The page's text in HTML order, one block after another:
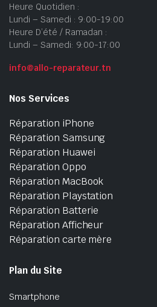
Heure Quotidien :
Lundi – Samedi : 9:00-19:00
Heure D’été / Ramadan :
Lundi – Samedi: 9:00-17:00
info@allo-reparateur.tn
Nos Services
Réparation iPhone
Réparation Samsung
Réparation Huawei
Réparation Oppo
Réparation MacBook
Réparation Playstation
Réparation Batterie
Réparation Afficheur
Réparation carte mère
Plan du Site
Smartphone